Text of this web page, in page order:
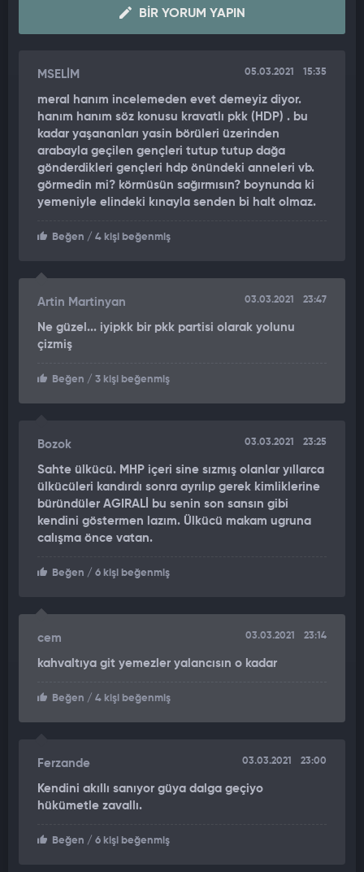
BIR YORUM YAPIN
MSELİM 05.03.2021 15:35
meral hanım incelemeden evet demeyiz diyor.
hanım hanım söz konusu kravatlı pkk (HDP) . bu
kadar yaşananları yasin börüleri üzerinden
arabayla geçilen gençleri tutup tutup dağa
gönderdikleri gençleri hdp önündeki anneleri vb.
görmedin mi? körmüsün sağırmısın? boynunda ki
yemeniyle elindeki kınayla senden bi halt olmaz.
Beğen / 4 kişi beğenmiş
Artin Martinyan 03.03.2021 23:47
Ne güzel... iyipkk bir pkk partisi olarak yolunu
çizmiş
Beğen / 3 kişi beğenmiş
Bozok 03.03.2021 23:25
Sahte ülkücü. MHP içeri sine sızmış olanlar yıllarca
ülkücüleri kandırdı sonra ayrılıp gerek kimliklerine
büründüler AGIRALİ bu senin son sansın gibi
kendini göstermen lazım. Ülkücü makam ugruna
calışma önce vatan.
Beğen / 6 kişi beğenmiş
cem 03.03.2021 23:14
kahvaltıya git yemezler yalancısın o kadar
Beğen / 4 kişi beğenmiş
Ferzande 03.03.2021 23:00
Kendini akıllı sanıyor güya dalga geçiyo
hükümetle zavallı.
Beğen / 6 kişi beğenmiş